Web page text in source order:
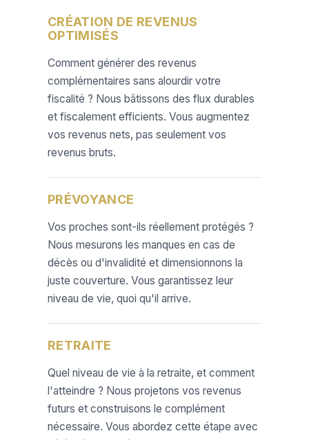
CRÉATION DE REVENUS
OPTIMISÉS
Comment générer des revenus
complémentaires sans alourdir votre
fiscalité ? Nous bâtissons des flux durables
et fiscalement efficients. Vous augmentez
vos revenus nets, pas seulement vos
revenus bruts.
PRÉVOYANCE
Vos proches sont-ils réellement protégés ?
Nous mesurons les manques en cas de
décès ou d'invalidité et dimensionnons la
juste couverture. Vous garantissez leur
niveau de vie, quoi qu'il arrive.
RETRAITE
Quel niveau de vie à la retraite, et comment
l'atteindre ? Nous projetons vos revenus
futurs et construisons le complément
nécessaire. Vous abordez cette étape avec